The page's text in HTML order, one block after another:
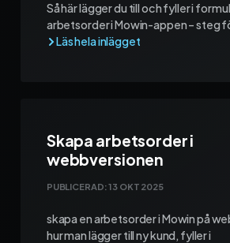
Så här lägger du till och fyller i
arbetsorder i Mowin-appen – steg
Skapa arbetsorder i
webbversionen
PUBLICERAD:13 OKT 2025
skapa en arbetsorder i Mowin på
hur man lägger till ny kund, fyller i